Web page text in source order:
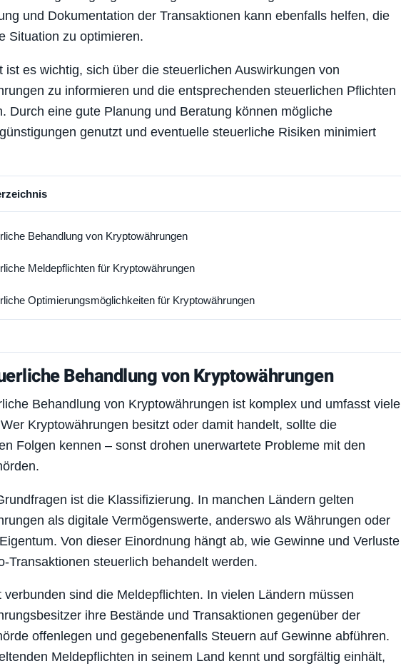
und Dokumentation der Transaktionen kann ebenfalls helfen, die
Situation zu optimieren.
ist es wichtig, sich über die steuerlichen Auswirkungen von
zu informieren und die entsprechenden steuerlichen Pflichten
Durch eine gute Planung und Beratung können mögliche
genutzt und eventuelle steuerliche Risiken minimiert
Behandlung von Kryptowährungen
Meldepflichten für Kryptowährungen
Optimierungsmöglichkeiten für Kryptowährungen
Behandlung von Kryptowährungen
Behandlung von Kryptowährungen ist komplex und umfasst viele
Kryptowährungen besitzt oder damit handelt, sollte die
Folgen kennen – sonst drohen unerwartete Probleme mit den
ist die Klassifizierung. In manchen Ländern gelten
als digitale Vermögenswerte, anderswo als Währungen oder
Von dieser Einordnung hängt ab, wie Gewinne und Verluste
Transaktionen steuerlich behandelt werden.
verbunden sind die Meldepflichten. In vielen Ländern müssen
ihre Bestände und Transaktionen gegenüber der
offenlegen und gegebenenfalls Steuern auf Gewinne abführen.
Meldepflichten in seinem Land kennt und sorgfältig einhält,